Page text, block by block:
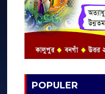
POPULER